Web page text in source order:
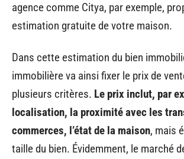
agence comme Citya, par exemple,
estimation gratuite de votre maison.
Dans cette estimation du bien
immobilière va ainsi fixer le prix de
plusieurs critères. Le prix inclut, par
localisation, la proximité avec les
commerces, l’état de la maison, mais
taille du bien. Évidemment, le marché